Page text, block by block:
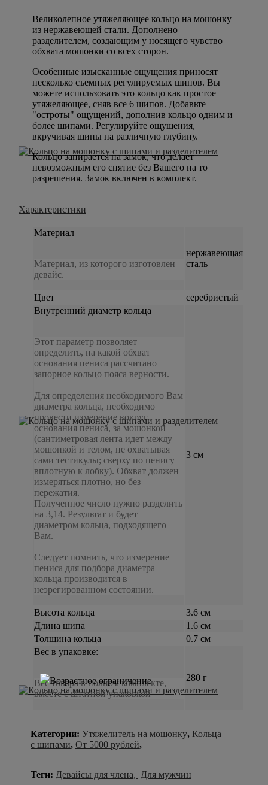
Великолепное утяжеляющее кольцо на мошонку
из нержавеющей стали. Дополнено
разделителем, создающим у носящего чувство
обхвата мошонки со всех сторон.
Особенные изысканные ощущения приносят
несколько съемных регулируемых шипов. Вы
можете использовать это кольцо как простое
утяжеляющее, сняв все 6 шипов. Добавьте
"остроты" ощущений, дополнив кольцо одним и
более шипами. Регулируйте ощущения,
вкручивая шипы на различную глубину.
Кольцо запирается на замок, что делает
невозможным его снятие без Вашего на то
разрешения. Замок включен в комплект.
Характеристики
Материал
Материал, из которого изготовлен
девайс.
нержавеющая
сталь
Цвет
серебристый
Внутренний диаметр кольца
Этот параметр позволяет
определить, на какой обхват
основания пениса рассчитано
запорное кольцо пояса верности.
Для определения необходимого Вам
диаметра кольца, необходимо
провести измерение вокруг
основания пениса, за мошонкой
(сантиметровая лента идет между
мошонкой и телом, не охватывая
сами тестикулы; сверху по пенису
вплотную к лобку). Обхват должен
измеряться плотно, но без
пережатия.
Полученное число нужно разделить
на 3,14. Результат и будет
диаметром кольца, подходящего
Вам.
Следует помнить, что измерение
пениса для подбора диаметра
кольца производится в
неэрегированном состоянии.
3 см
Высота кольца
3.6 см
Длина шипа
1.6 см
Толщина кольца
0.7 см
Вес в упаковке:
Вес товара в полном комплекте,
вместе с штатной упаковкой
280 г
Категории: Утяжелитель на мошонку, Кольца
с шипами, От 5000 рублей,
Теги: Девайсы для члена, Для мужчин